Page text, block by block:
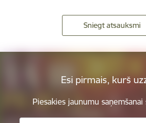
Sniegt atsauksmi
Esi pirmais, kurš
Piesakies jaunumu saņemšanai